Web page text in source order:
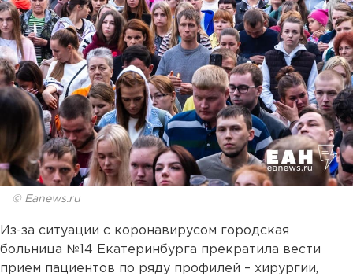
© Eanews.ru
Из-за ситуации с коронавирусом городская
больница №14 Екатеринбурга прекратила вести
прием пациентов по ряду профилей – хирургии,